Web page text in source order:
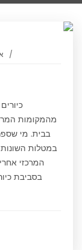
מהמקומות
בבית. מי
במטלות
המרכזי
בסביבת